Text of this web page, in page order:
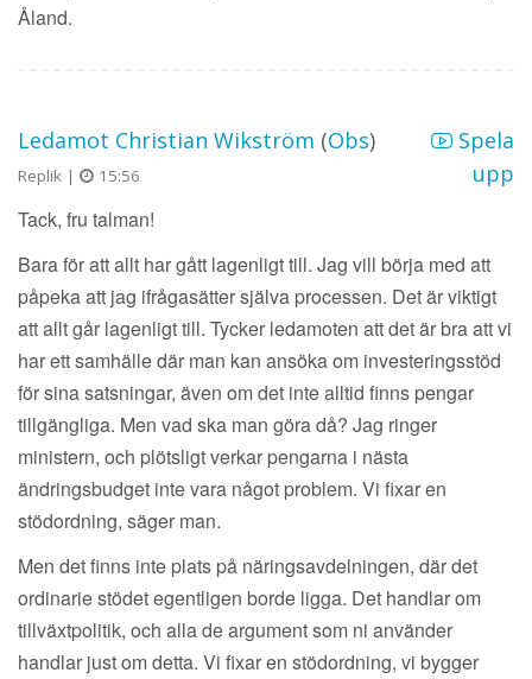
Åland.
Ledamot Christian Wikström (Obs)
Replik | 15:56
Spela
upp
Tack, fru talman!
Bara för att allt har gått lagenligt till. Jag vill börja med att
påpeka att jag ifrågasätter själva processen. Det är viktigt
att allt går lagenligt till. Tycker ledamoten att det är bra att vi
har ett samhälle där man kan ansöka om investeringsstöd
för sina satsningar, även om det inte alltid finns pengar
tillgängliga. Men vad ska man göra då? Jag ringer
ministern, och plötsligt verkar pengarna i nästa
ändringsbudget inte vara något problem. Vi fixar en
stödordning, säger man.
Men det finns inte plats på näringsavdelningen, där det
ordinarie stödet egentligen borde ligga. Det handlar om
tillväxtpolitik, och alla de argument som ni använder
handlar just om detta. Vi fixar en stödordning, vi bygger